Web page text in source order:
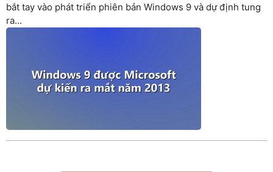
bắt tay vào phát triển phiên bản Windows 9 và dự định tung
ra...